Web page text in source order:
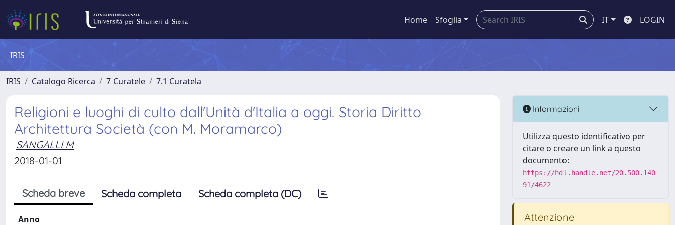
Home Sfoglia IT LOGIN
IRIS
IRIS Catalogo Ricerca 7 Curatele 7.1 Curatela
Religioni e luoghi di culto dall'Unità d'Italia a oggi. Storia Diritto
Architettura Società (con M. Moramarco)
SANGALLI M
2018-01-01
Scheda breve Scheda completa Scheda completa (DC)
Anno
Informazioni
Utilizza questo identificativo per
citare o creare un link a questo
documento:
https://hdl.handle.net/20.500.140
91/4622
Attenzione